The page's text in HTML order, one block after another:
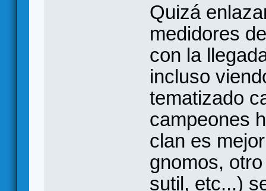
Quizá
medidores
con la
incluso
tematizado
campeones
clan es
gnomos,
sutil, etc...)